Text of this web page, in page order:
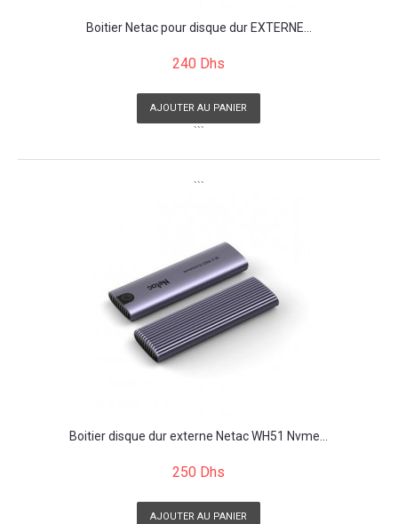
Boitier Netac pour disque dur EXTERNE...
240 Dhs
AJOUTER AU PANIER
```
```
Boitier disque dur externe Netac WH51 Nvme...
250 Dhs
AJOUTER AU PANIER